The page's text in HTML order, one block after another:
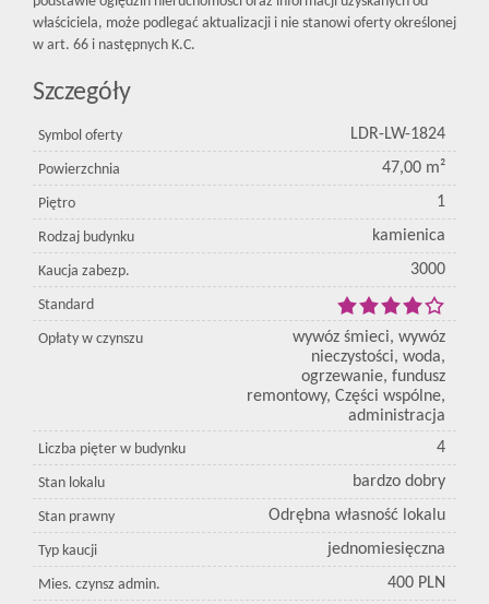
właściciela, może podlegać aktualizacji i nie stanowi oferty określonej
w art. 66 i następnych K.C.
Szczegóły
Symbol oferty LDR-LW-1824
Powierzchnia 47,00 m²
Piętro 1
Rodzaj budynku kamienica
Kaucja zabezp. 3000
Standard
Opłaty w czynszu
wywóz śmieci, wywóz
nieczystości, woda,
ogrzewanie, fundusz
remontowy, Części wspólne,
administracja
Liczba pięter w budynku 4
Stan lokalu bardzo dobry
Stan prawny Odrębna własność lokalu
Typ kaucji jednomiesięczna
Mies. czynsz admin. 400 PLN